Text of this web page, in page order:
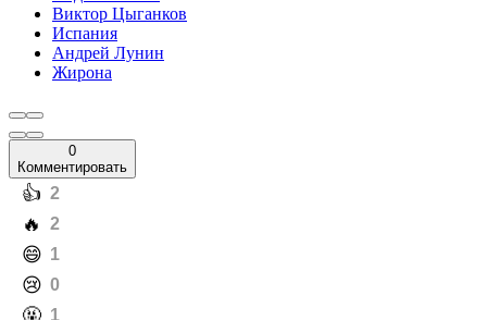
Виктор Цыганков
Испания
Андрей Лунин
Жирона
0
Комментировать
️👍 2
️🔥 2
️😄 1
️😢 0
️🤬 1